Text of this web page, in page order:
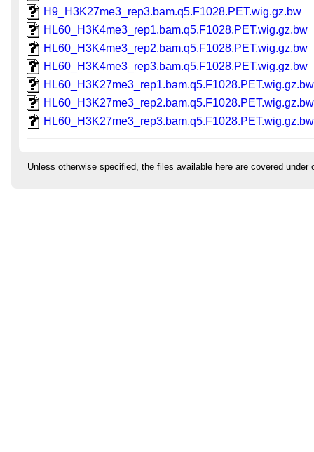
H9_H3K27me3_rep3.bam.q5.F1028.PET.wig.gz.bw
HL60_H3K4me3_rep1.bam.q5.F1028.PET.wig.gz.bw
HL60_H3K4me3_rep2.bam.q5.F1028.PET.wig.gz.bw
HL60_H3K4me3_rep3.bam.q5.F1028.PET.wig.gz.bw
HL60_H3K27me3_rep1.bam.q5.F1028.PET.wig.gz.bw
HL60_H3K27me3_rep2.bam.q5.F1028.PET.wig.gz.bw
HL60_H3K27me3_rep3.bam.q5.F1028.PET.wig.gz.bw
Unless otherwise specified, the files available here are covered under